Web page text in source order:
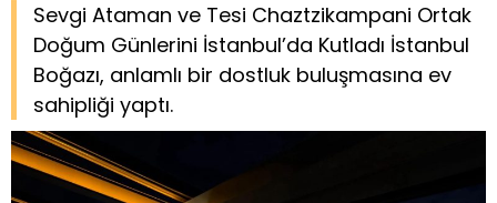
Sevgi Ataman ve Tesi Chaztzikampani Ortak
Doğum Günlerini İstanbul’da Kutladı İstanbul
Boğazı, anlamlı bir dostluk buluşmasına ev
sahipliği yaptı.